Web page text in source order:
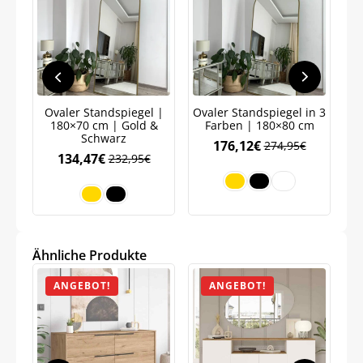
Ovaler Standspiegel |
180×70 cm | Gold &
Schwarz
232,95€
134,47€
Ovaler Standspiegel in 3
Farben | 180×80 cm
274,95€
176,12€
Ähnliche Produkte
ANGEBOT! ANGEBOT!
5% Rabatt
auf Ihre erste Bestellung sichern!
Meinen Code senden
Bleiben Sie auf dem Laufenden über
Neuigkeiten und Angebote.